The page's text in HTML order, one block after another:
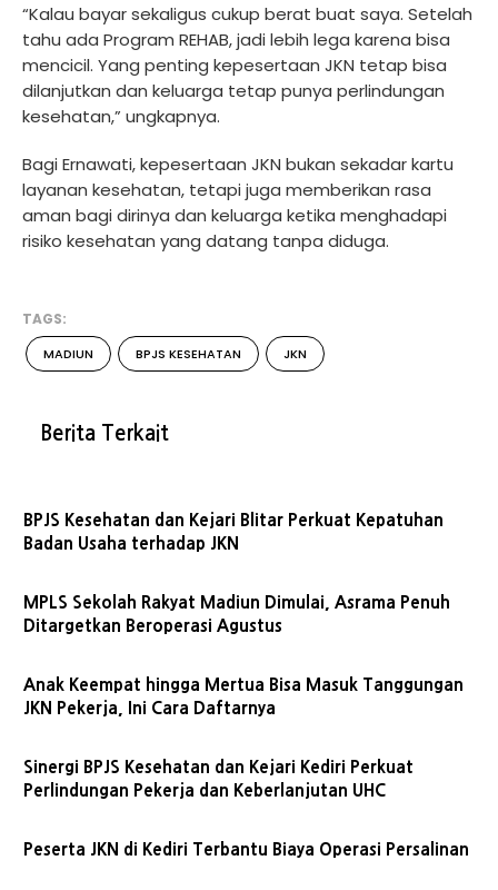
“Kalau bayar sekaligus cukup berat buat saya. Setelah
tahu ada Program REHAB, jadi lebih lega karena bisa
mencicil. Yang penting kepesertaan JKN tetap bisa
dilanjutkan dan keluarga tetap punya perlindungan
kesehatan,” ungkapnya.
Bagi Ernawati, kepesertaan JKN bukan sekadar kartu
layanan kesehatan, tetapi juga memberikan rasa
aman bagi dirinya dan keluarga ketika menghadapi
risiko kesehatan yang datang tanpa diduga.
TAGS:
MADIUN BPJS KESEHATAN JKN
Berita Terkait
BPJS Kesehatan dan Kejari Blitar Perkuat Kepatuhan
Badan Usaha terhadap JKN
MPLS Sekolah Rakyat Madiun Dimulai, Asrama Penuh
Ditargetkan Beroperasi Agustus
Anak Keempat hingga Mertua Bisa Masuk Tanggungan
JKN Pekerja, Ini Cara Daftarnya
Sinergi BPJS Kesehatan dan Kejari Kediri Perkuat
Perlindungan Pekerja dan Keberlanjutan UHC
Peserta JKN di Kediri Terbantu Biaya Operasi Persalinan